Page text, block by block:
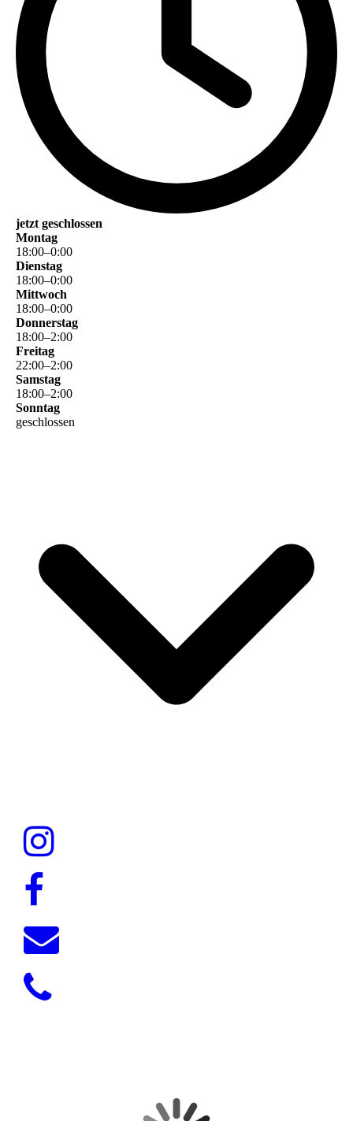
jetzt geschlossen
Montag
18:00–0:00
Dienstag
18:00–0:00
Mittwoch
18:00–0:00
Donnerstag
18:00–2:00
Freitag
22:00–2:00
Samstag
18:00–2:00
Sonntag
geschlossen